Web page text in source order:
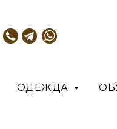
ОДЕЖДА